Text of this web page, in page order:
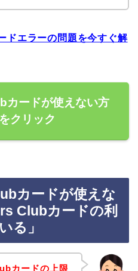
エラーの問題を今すぐ解
ードが使えない方
クリック
カードが使えな
Clubカードの利
る」
カードの上限